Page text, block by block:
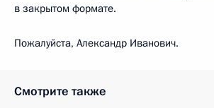
в закрытом формате.
Пожалуйста, Александр Иванович.
Смотрите также